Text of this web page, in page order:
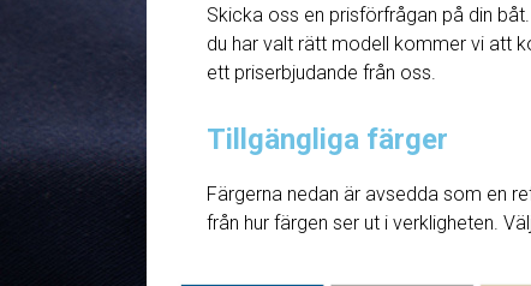
Skicka oss en prisförfrågan på din
du har valt rätt modell kommer vi att
ett priserbjudande från oss.
Tillgängliga färger
Färgerna nedan är avsedda som en
från hur färgen ser ut i verkligheten.